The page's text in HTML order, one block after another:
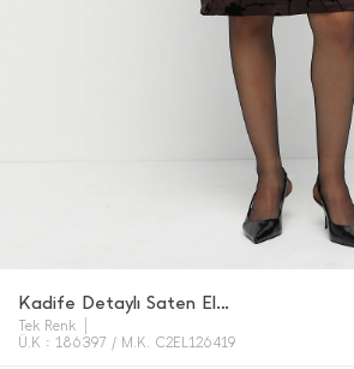
Kadife Detaylı Saten Elbise
Tek Renk
Ü.K : 186397 / M.K. C2EL126419